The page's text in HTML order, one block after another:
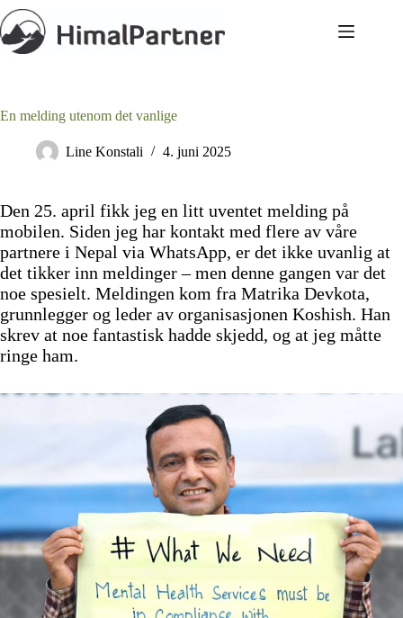
Hopp
til
innholdet
En melding utenom det vanlige
Line Konstali 4. juni 2025
Den 25. april fikk jeg en litt uventet melding på
mobilen. Siden jeg har kontakt med flere av våre
partnere i Nepal via WhatsApp, er det ikke uvanlig at
det tikker inn meldinger – men denne gangen var det
noe spesielt. Meldingen kom fra Matrika Devkota,
grunnlegger og leder av organisasjonen Koshish. Han
skrev at noe fantastisk hadde skjedd, og at jeg måtte
ringe ham.